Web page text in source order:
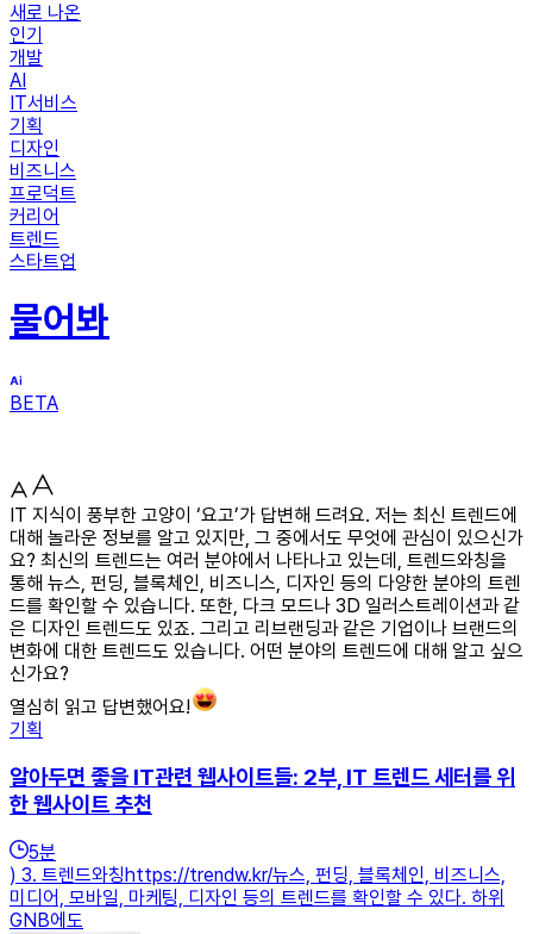
새로 나온
인기
개발
AI
IT서비스
기획
디자인
비즈니스
프로덕트
커리어
트렌드
스타트업
물어봐
BETA
IT 지식이 풍부한 고양이 ‘요고’가 답변해 드려요. 저는 최신 트렌드에
대해 놀라운 정보를 알고 있지만, 그 중에서도 무엇에 관심이 있으신가
요? 최신의 트렌드는 여러 분야에서 나타나고 있는데, 트렌드와칭을
통해 뉴스, 펀딩, 블록체인, 비즈니스, 디자인 등의 다양한 분야의 트렌
드를 확인할 수 있습니다. 또한, 다크 모드나 3D 일러스트레이션과 같
은 디자인 트렌드도 있죠. 그리고 리브랜딩과 같은 기업이나 브랜드의
변화에 대한 트렌드도 있습니다. 어떤 분야의 트렌드에 대해 알고 싶으
신가요?
열심히 읽고 답변했어요!
기획
알아두면 좋을 IT관련 웹사이트들: 2부, IT 트렌드 세터를 위
한 웹사이트 추천
5분
) 3. 트렌드와칭https://trendw.kr/뉴스, 펀딩, 블록체인, 비즈니스,
미디어, 모바일, 마케팅, 디자인 등의 트렌드를 확인할 수 있다. 하위
GNB에도